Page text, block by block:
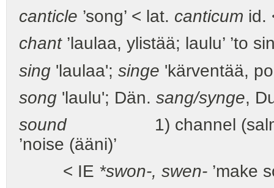
canticle ’song’ < lat. canticum id.
chant’laulaa, ylistää; laulu’ ’to
sing 'laulaa'; singe 'kärventää,
song 'laulu'; Dän. sang/synge,
sound1) channel (salmi),
’noise (ääni)’
< IE *swon-, swen- ’make